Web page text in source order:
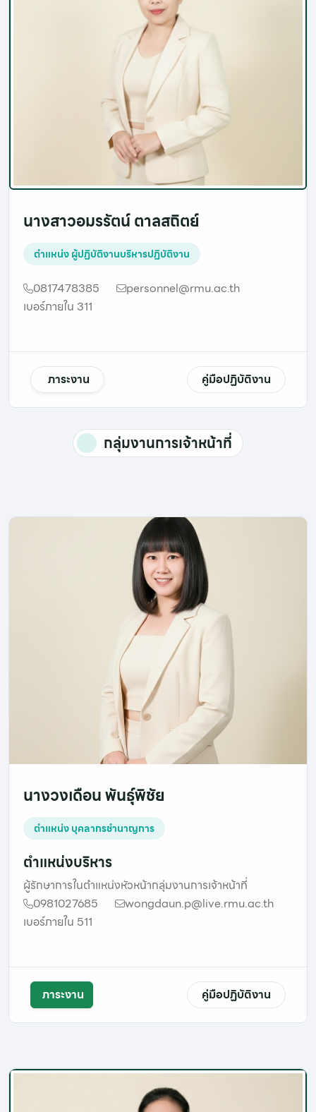
นางสาวอมรรัตน์ ตาลสถิตย์
ตำแหน่งผู้ปฏิบัติงานบริหารปฏิบัติงาน
0817478385
personnel@rmu.ac.th
เบอร์ภายใน 311
ภาระงาน คู่มือปฏิบัติงาน
กลุ่มงานการเจ้าหน้าที่
นางวงเดือน พันธุ์พิชัย
ตำแหน่ง บุคลากรชำนาญการ
ตำแหน่งบริหาร
ผู้รักษาการในตำแหน่งหัวหน้ากลุ่มงานการเจ้าหน้าที่
0981027685
wongdaun.p@live.rmu.ac.th
เบอร์ภายใน 511
ภาระงาน คู่มือปฏิบัติงาน